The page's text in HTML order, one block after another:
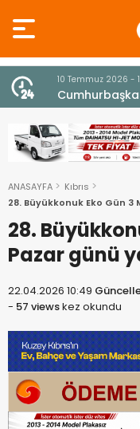
10 Temmuz 2026 -
fenalaşarak
ANASAYFA
Kıbrıs
28. Büyükkonuk Eko Gün 3
28.
Pazar günü
22.04.2026 10:49
- 57 viewskez okundu